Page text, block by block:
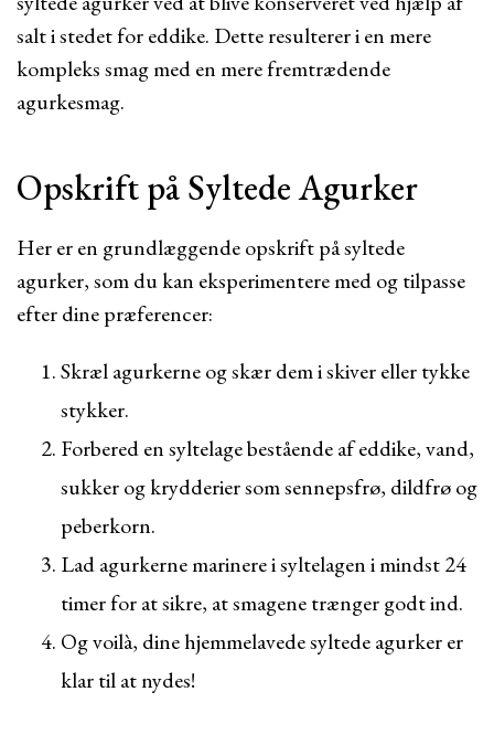
salt i stedet for eddike. Dette resulterer i en mere
kompleks smag med en mere fremtrædende
agurkesmag.
Opskrift på Syltede Agurker
Her er en grundlæggende opskrift på syltede
agurker, som du kan eksperimentere med og tilpasse
efter dine præferencer:
Skræl agurkerne og skær dem i skiver eller tykke
stykker.
Forbered en syltelage bestående af eddike, vand,
sukker og krydderier som sennepsfrø, dildfrø og
peberkorn.
Lad agurkerne marinere i syltelagen i mindst 24
timer for at sikre, at smagene trænger godt ind.
Og voilà, dine hjemmelavede syltede agurker er
klar til at nydes!